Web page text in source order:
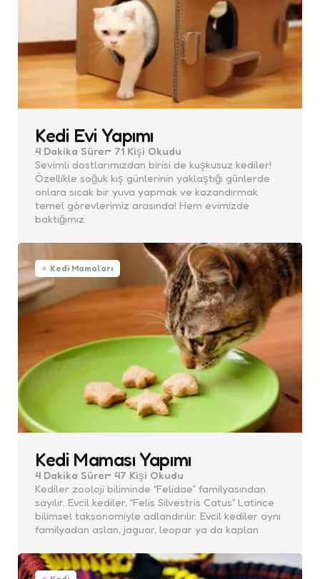
Kedi Evi Yapımı
4 Dakika Sürer 71 Kişi Okudu
Sevimli dostlarımızdan birisi de kuşkusuz kediler!
Özellikle soğuk kış günlerinin yaklaştığı günlerde
onlara sıcak bir yuva yapmak ve kazandırmak
temel görevlerimiz arasında! Hem evimizde
baktığımız
Kedi Mamaları
Kedi Maması Yapımı
4 Dakika Sürer 47 Kişi Okudu
Kediler zooloji biliminde “Felidae” familyasından
sayılır. Evcil kediler, “Felis Silvestris Catus” Latince
bilimsel taksonomiyle adlandırılır. Evcil kediler aynı
familyadan aslan, jaguar, leopar ya da kaplan